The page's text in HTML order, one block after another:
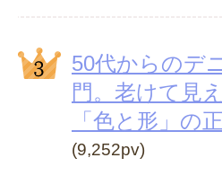
50代からのデ
門。老けて見
「色と形」の
(9,252pv)